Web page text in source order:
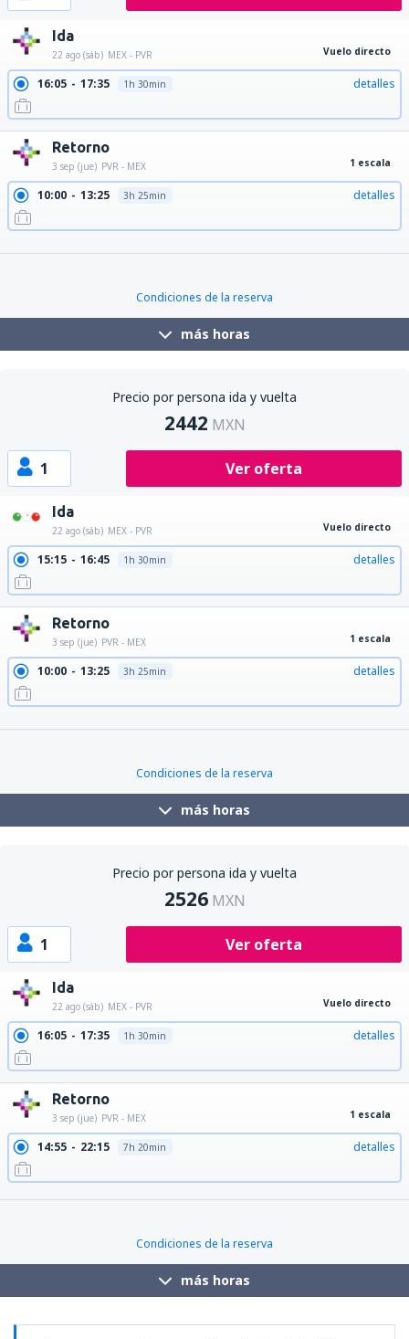
Ida
22 ago (sáb) MEX - PVR Vuelo directo
16:05 17:35 1h 30min detalles
Retorno
3 sep (jue) PVR - MEX 1 escala
10:00 13:25 3h 25min detalles
Condiciones de la reserva
más horas
Precio por persona ida y vuelta
2442 MXN
1 Ver oferta
Ida
22 ago (sáb) MEX - PVR Vuelo directo
15:15 16:45 1h 30min detalles
Retorno
3 sep (jue) PVR - MEX 1 escala
10:00 13:25 3h 25min detalles
Condiciones de la reserva
más horas
Precio por persona ida y vuelta
2526 MXN
1 Ver oferta
Ida
22 ago (sáb) MEX - PVR Vuelo directo
16:05 17:35 1h 30min detalles
Retorno
3 sep (jue) PVR - MEX 1 escala
14:55 22:15 7h 20min detalles
Condiciones de la reserva
más horas